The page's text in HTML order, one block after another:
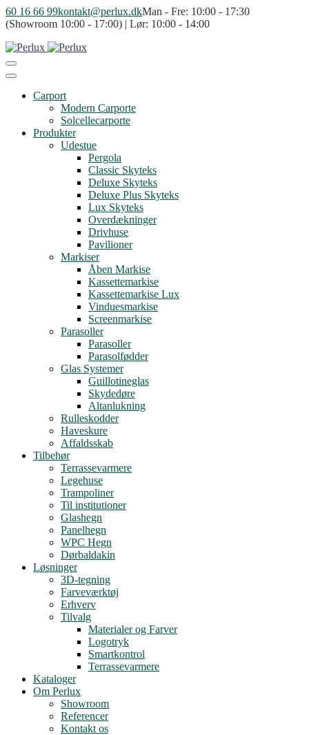
60 16 66 99kontakt@perlux.dkMan - Fre: 10:00 - 17:30
(Showroom 10:00 - 17:00) | Lør: 10:00 - 14:00
Carport
Modern Carporte
Solcellecarporte
Produkter
Udestue
Pergola
Classic Skyteks
Deluxe Skyteks
Deluxe Plus Skyteks
Lux Skyteks
Overdækninger
Drivhuse
Pavilioner
Markiser
Åben Markise
Kassettemarkise
Kassettemarkise Lux
Vinduesmarkise
Screenmarkise
Parasoller
Parasoller
Parasolfødder
Glas Systemer
Guillotineglas
Skydedøre
Altanlukning
Rulleskodder
Haveskure
Affaldsskab
Tilbehør
Terrassevarmere
Legehuse
Trampoliner
Til institutioner
Glashegn
Panelhegn
WPC Hegn
Dørbaldakin
Løsninger
3D-tegning
Farveværktøj
Erhverv
Tilvalg
Materialer og Farver
Logotryk
Smartkontrol
Terrassevarmere
Kataloger
Om Perlux
Showroom
Referencer
Kontakt os